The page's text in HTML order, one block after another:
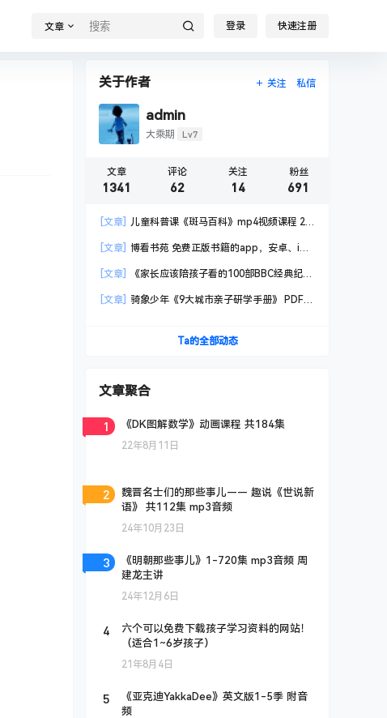
文章 登录 快速注册
关于作者 关注 私信
admin
大乘期 Lv7
文章
1341
评论
62
关注
14
粉丝
691
[文章]
儿童科普课《斑马百科》mp4视频课程 20
[文章]
博看书苑 免费正版书籍的app，安卓、iOS
[文章]
《家长应该陪孩子看的100部BBC经典纪录
[文章]
骑象少年《9大城市亲子研学手册》 PDF格
Ta的全部动态
文章聚合
1 《DK图解数学》动画课程 共184集
22年8月11日
2
魏晋名士们的那些事儿—— 趣说《世说新
语》 共112集 mp3音频
24年10月23日
3
《明朝那些事儿》1-720集 mp3音频 周
建龙主讲
24年12月6日
4
六个可以免费下载孩子学习资料的网站！
（适合1~6岁孩子）
21年8月4日
5
《亚克迪YakkaDee》英文版1-5季 附音
频